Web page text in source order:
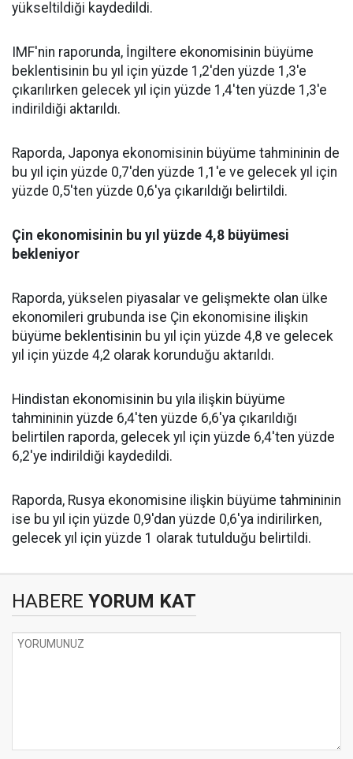
yükseltildiği kaydedildi.
IMF'nin raporunda, İngiltere ekonomisinin büyüme
beklentisinin bu yıl için yüzde 1,2'den yüzde 1,3'e
çıkarılırken gelecek yıl için yüzde 1,4'ten yüzde 1,3'e
indirildiği aktarıldı.
Raporda, Japonya ekonomisinin büyüme tahmininin de
bu yıl için yüzde 0,7'den yüzde 1,1'e ve gelecek yıl için
yüzde 0,5'ten yüzde 0,6'ya çıkarıldığı belirtildi.
Çin ekonomisinin bu yıl yüzde 4,8 büyümesi
bekleniyor
Raporda, yükselen piyasalar ve gelişmekte olan ülke
ekonomileri grubunda ise Çin ekonomisine ilişkin
büyüme beklentisinin bu yıl için yüzde 4,8 ve gelecek
yıl için yüzde 4,2 olarak korunduğu aktarıldı.
Hindistan ekonomisinin bu yıla ilişkin büyüme
tahmininin yüzde 6,4'ten yüzde 6,6'ya çıkarıldığı
belirtilen raporda, gelecek yıl için yüzde 6,4'ten yüzde
6,2'ye indirildiği kaydedildi.
Raporda, Rusya ekonomisine ilişkin büyüme tahmininin
ise bu yıl için yüzde 0,9'dan yüzde 0,6'ya indirilirken,
gelecek yıl için yüzde 1 olarak tutulduğu belirtildi.
HABERE YORUM KAT